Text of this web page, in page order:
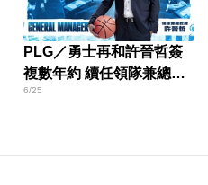
PLG／勇士再和許晉哲簽
複數年約 續任領隊兼總教
練
6/25